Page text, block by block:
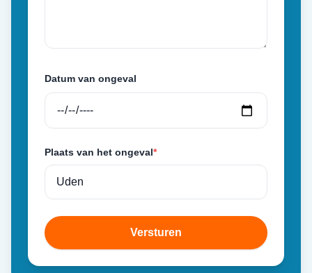
Datum van ongeval
Plaats van het ongeval*
Versturen